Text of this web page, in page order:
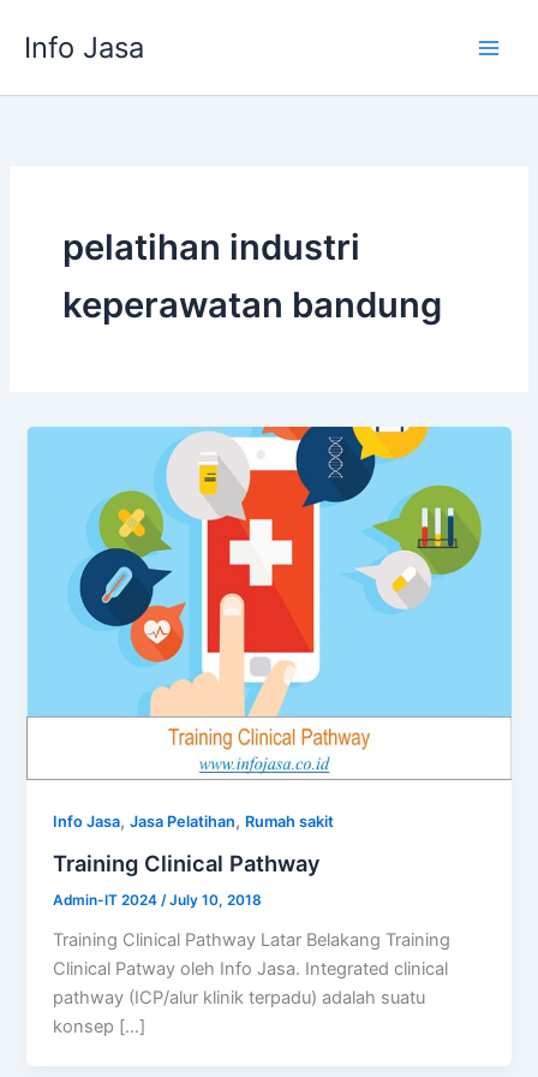
Info Jasa
pelatihan industri
keperawatan bandung
Info Jasa,Jasa Pelatihan, Rumah sakit
Training Clinical Pathway
Admin-IT 2024 /July 10, 2018
Training Clinical Pathway Latar Belakang Training
Clinical Patway oleh Info Jasa. Integrated clinical
pathway (ICP/alur klinik terpadu) adalah suatu
konsep […]